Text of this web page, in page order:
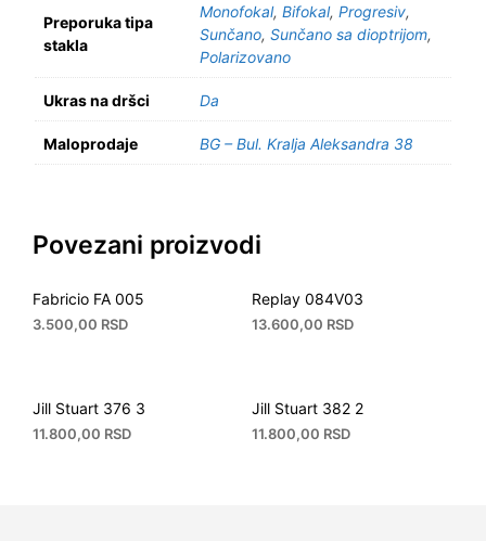
Preporuka tipa
stakla
Monofokal, Bifokal, Progresiv,
Sunčano, Sunčano sa dioptrijom,
Polarizovano
Ukras na dršci Da
Maloprodaje BG – Bul. Kralja Aleksandra 38
Povezani proizvodi
Fabricio FA 005
3.500,00 RSD
Replay 084V03
13.600,00 RSD
Jill Stuart 376 3
11.800,00 RSD
Jill Stuart 382 2
11.800,00 RSD